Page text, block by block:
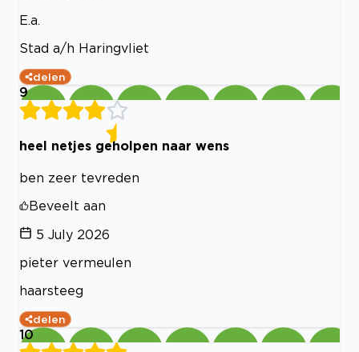
E.a.
Stad a/h Haringvliet
delen
9
heel netjes geholpen naar wens
ben zeer tevreden
Beveelt aan
5 July 2026
pieter vermeulen
haarsteeg
delen
10